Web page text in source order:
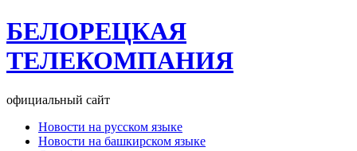
БЕЛОРЕЦКАЯ
ТЕЛЕКОМПАНИЯ
официальный сайт
Новости на русском языке
Новости на башкирском языке